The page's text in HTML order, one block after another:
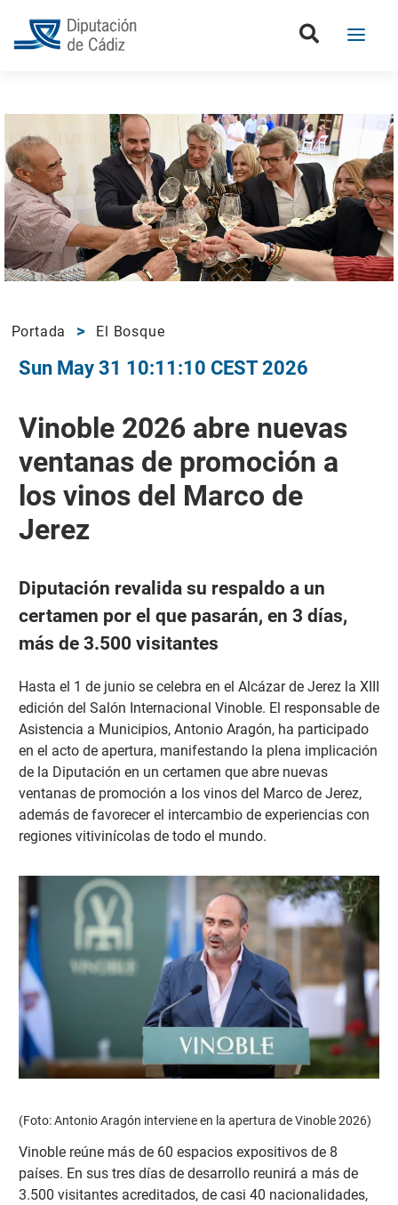
Portada El Bosque
Sun May 31 10:11:10 CEST 2026
Vinoble 2026 abre nuevas
ventanas de promoción a
los vinos del Marco de
Jerez
Diputación revalida su respaldo a un
certamen por el que pasarán, en 3 días,
más de 3.500 visitantes
Hasta el 1 de junio se celebra en el Alcázar de Jerez la XIII
edición del Salón Internacional Vinoble. El responsable de
Asistencia a Municipios, Antonio Aragón, ha participado
en el acto de apertura, manifestando la plena implicación
de la Diputación en un certamen que abre nuevas
ventanas de promoción a los vinos del Marco de Jerez,
además de favorecer el intercambio de experiencias con
regiones vitivinícolas de todo el mundo.
(Foto: Antonio Aragón interviene en la apertura de Vinoble 2026)
Vinoble reúne más de 60 espacios expositivos de 8
países. En sus tres días de desarrollo reunirá a más de
3.500 visitantes acreditados, de casi 40 nacionalidades,